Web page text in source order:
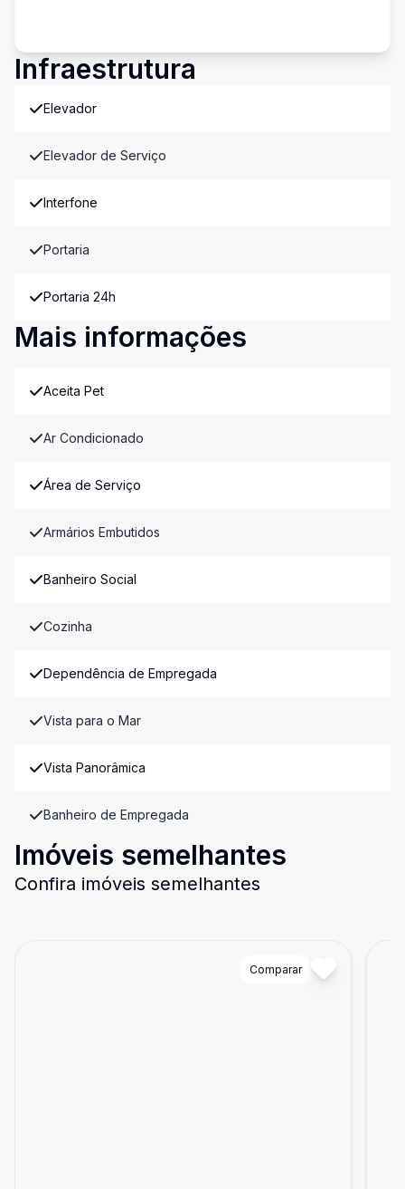
Infraestrutura
Elevador
Elevador de Serviço
Interfone
Portaria
Portaria 24h
Mais informações
Aceita Pet
Ar Condicionado
Área de Serviço
Armários Embutidos
Banheiro Social
Cozinha
Dependência de Empregada
Vista para o Mar
Vista Panorâmica
Banheiro de Empregada
Imóveis semelhantes
Confira imóveis semelhantes
Comparar